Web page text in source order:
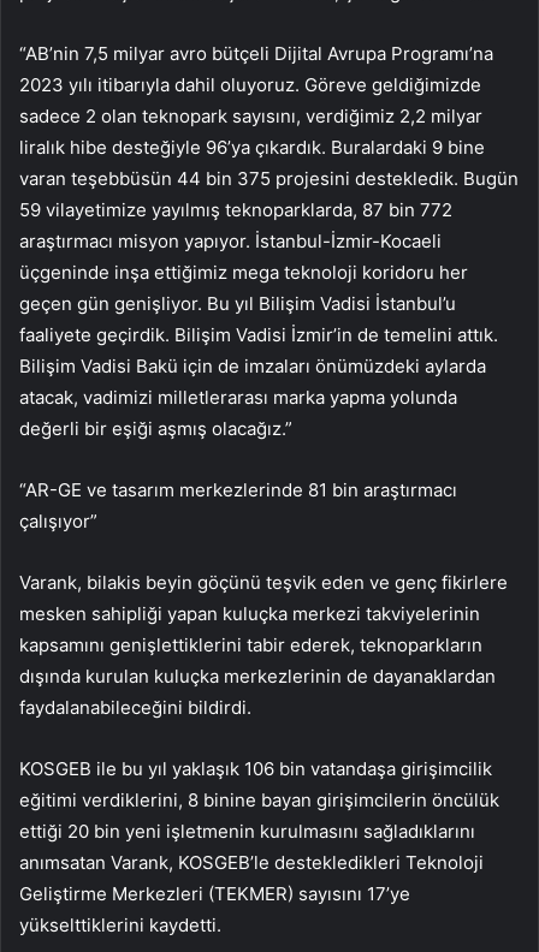
“AB’nin 7,5 milyar avro bütçeli Dijital Avrupa Programı’na
2023 yılı itibarıyla dahil oluyoruz. Göreve geldiğimizde
sadece 2 olan teknopark sayısını, verdiğimiz 2,2 milyar
liralık hibe desteğiyle 96’ya çıkardık. Buralardaki 9 bine
varan teşebbüsün 44 bin 375 projesini destekledik. Bugün
59 vilayetimize yayılmış teknoparklarda, 87 bin 772
araştırmacı misyon yapıyor. İstanbul-İzmir-Kocaeli
üçgeninde inşa ettiğimiz mega teknoloji koridoru her
geçen gün genişliyor. Bu yıl Bilişim Vadisi İstanbul’u
faaliyete geçirdik. Bilişim Vadisi İzmir’in de temelini attık.
Bilişim Vadisi Bakü için de imzaları önümüzdeki aylarda
atacak, vadimizi milletlerarası marka yapma yolunda
değerli bir eşiği aşmış olacağız.”
“AR-GE ve tasarım merkezlerinde 81 bin araştırmacı
çalışıyor”
Varank, bilakis beyin göçünü teşvik eden ve genç fikirlere
mesken sahipliği yapan kuluçka merkezi takviyelerinin
kapsamını genişlettiklerini tabir ederek, teknoparkların
dışında kurulan kuluçka merkezlerinin de dayanaklardan
faydalanabileceğini bildirdi.
KOSGEB ile bu yıl yaklaşık 106 bin vatandaşa girişimcilik
eğitimi verdiklerini, 8 binine bayan girişimcilerin öncülük
ettiği 20 bin yeni işletmenin kurulmasını sağladıklarını
anımsatan Varank, KOSGEB’le destekledikleri Teknoloji
Geliştirme Merkezleri (TEKMER) sayısını 17’ye
yükselttiklerini kaydetti.